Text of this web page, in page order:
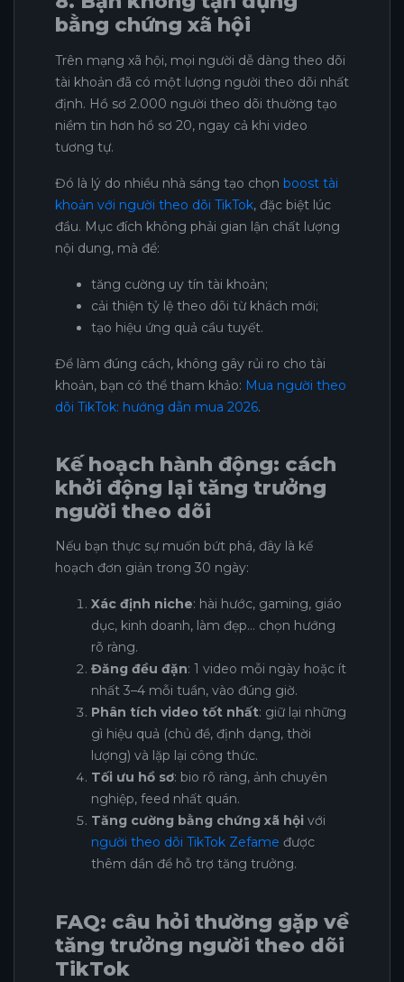
bằng chứng xã hội
Trên mạng xã hội, mọi người dễ dàng theo dõi
tài khoản đã có một lượng người theo dõi nhất
định. Hồ sơ 2.000 người theo dõi thường tạo
niềm tin hơn hồ sơ 20, ngay cả khi video
tương tự.
Đó là lý do nhiều nhà sáng tạo chọn boost tài
khoản với người theo dõi TikTok, đặc biệt lúc
đầu. Mục đích không phải gian lận chất lượng
nội dung, mà để:
tăng cường uy tín tài khoản;
cải thiện tỷ lệ theo dõi từ khách mới;
tạo hiệu ứng quả cầu tuyết.
Để làm đúng cách, không gây rủi ro cho tài
khoản, bạn có thể tham khảo: Mua người theo
dõi TikTok: hướng dẫn mua 2026.
Kế hoạch hành động: cách
khởi động lại tăng trưởng
người theo dõi
Nếu bạn thực sự muốn bứt phá, đây là kế
hoạch đơn giản trong 30 ngày:
Xác định niche: hài hước, gaming, giáo
dục, kinh doanh, làm đẹp… chọn hướng
rõ ràng.
Đăng đều đặn: 1 video mỗi ngày hoặc ít
nhất 3–4 mỗi tuần, vào đúng giờ.
Phân tích video tốt nhất: giữ lại những
gì hiệu quả (chủ đề, định dạng, thời
lượng) và lặp lại công thức.
Tối ưu hồ sơ: bio rõ ràng, ảnh chuyên
nghiệp, feed nhất quán.
Tăng cường bằng chứng xã hội với
người theo dõi TikTok Zefame được
thêm dần để hỗ trợ tăng trưởng.
FAQ: câu hỏi thường gặp về
tăng trưởng người theo dõi
TikTok